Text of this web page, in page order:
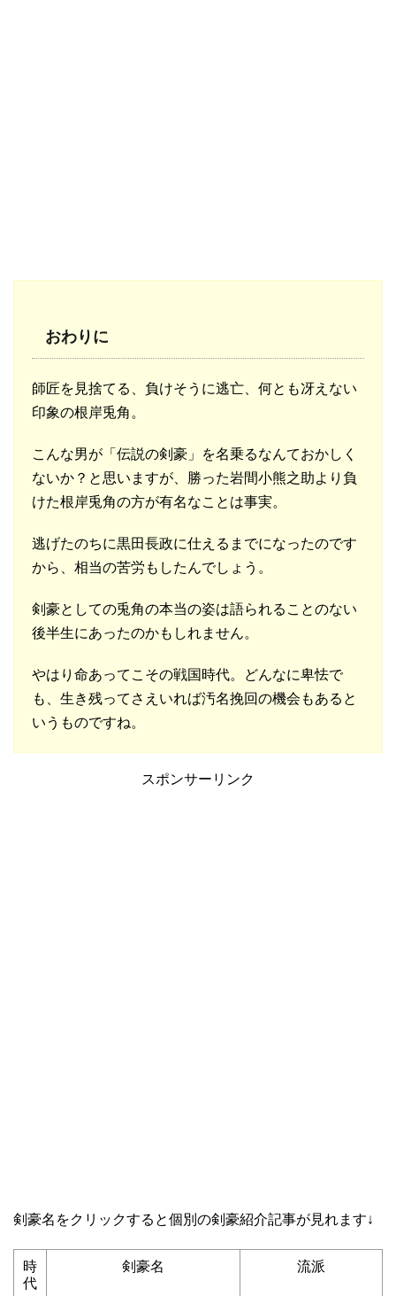
おわりに
師匠を見捨てる、負けそうに逃亡、何とも冴えない
印象の根岸兎角。
こんな男が「伝説の剣豪」を名乗るなんておかしく
ないか？と思いますが、勝った岩間小熊之助より負
けた根岸兎角の方が有名なことは事実。
逃げたのちに黒田長政に仕えるまでになったのです
から、相当の苦労もしたんでしょう。
剣豪としての兎角の本当の姿は語られることのない
後半生にあったのかもしれません。
やはり命あってこその戦国時代。どんなに卑怯で
も、生き残ってさえいれば汚名挽回の機会もあると
いうものですね。
スポンサーリンク
剣豪名をクリックすると個別の剣豪紹介記事が見れます↓
時
代
剣豪名 流派